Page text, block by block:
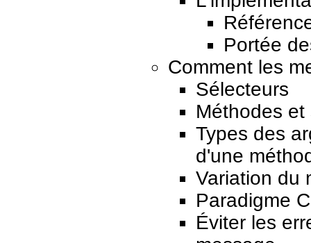
Portée
Comment les
Sélecteurs
Méthodes
Types des
d'une
Variation du
Paradigme
Éviter les